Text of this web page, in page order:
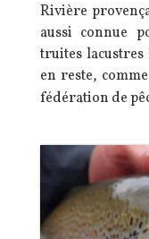
Rivière
aussi connue
truites lacustres
en reste,
fédération de